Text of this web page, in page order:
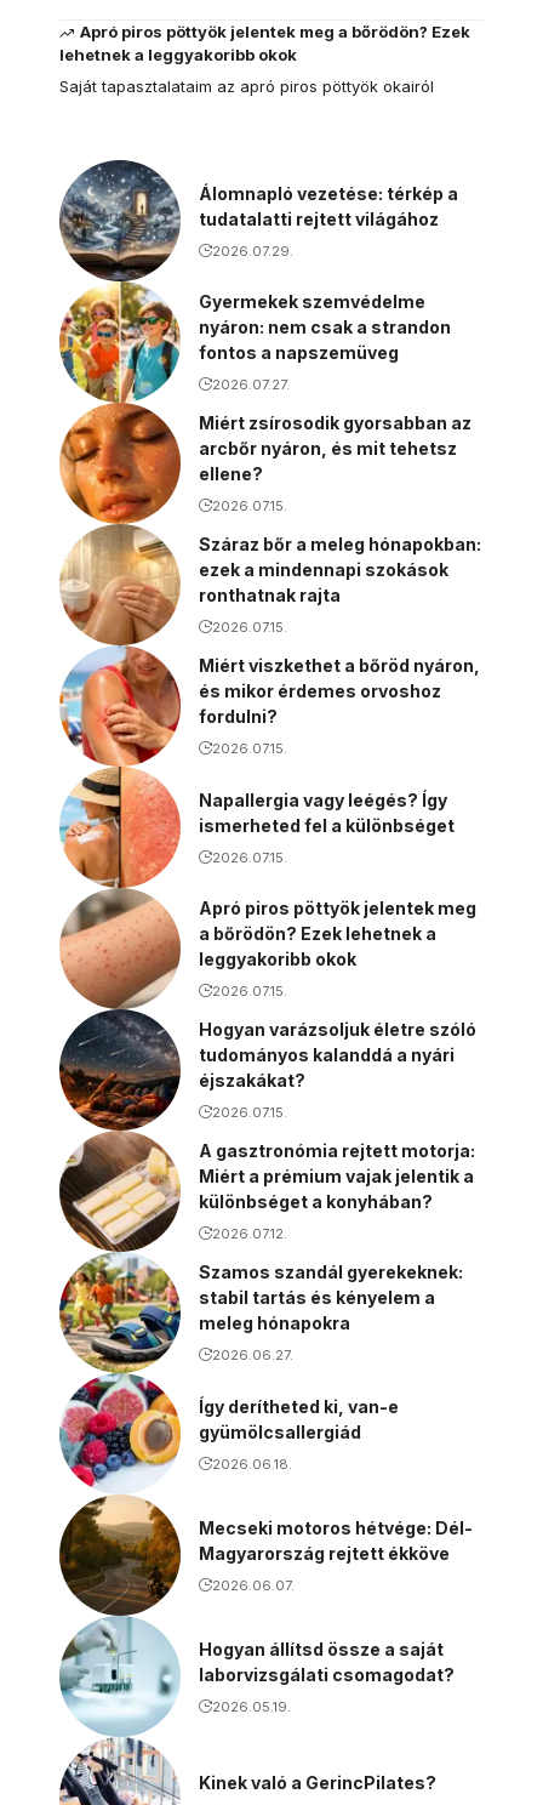
Apró piros pöttyök jelentek meg a bőrödön? Ezek
lehetnek a leggyakoribb okok
Saját tapasztalataim az apró piros pöttyök okairól
Álomnapló vezetése: térkép a
tudatalatti rejtett világához
2026.07.29.
Gyermekek szemvédelme
nyáron: nem csak a strandon
fontos a napszemüveg
2026.07.27.
Miért zsírosodik gyorsabban az
arcbőr nyáron, és mit tehetsz
ellene?
2026.07.15.
Száraz bőr a meleg hónapokban:
ezek a mindennapi szokások
ronthatnak rajta
2026.07.15.
Miért viszkethet a bőröd nyáron,
és mikor érdemes orvoshoz
fordulni?
2026.07.15.
Napallergia vagy leégés? Így
ismerheted fel a különbséget
2026.07.15.
Apró piros pöttyök jelentek meg
a bőrödön? Ezek lehetnek a
leggyakoribb okok
2026.07.15.
Hogyan varázsoljuk életre szóló
tudományos kalanddá a nyári
éjszakákat?
2026.07.15.
A gasztronómia rejtett motorja:
Miért a prémium vajak jelentik a
különbséget a konyhában?
2026.07.12.
Szamos szandál gyerekeknek:
stabil tartás és kényelem a
meleg hónapokra
2026.06.27.
Így derítheted ki, van-e
gyümölcsallergiád
2026.06.18.
Mecseki motoros hétvége: Dél-
Magyarország rejtett ékköve
2026.06.07.
Hogyan állítsd össze a saját
laborvizsgálati csomagodat?
2026.05.19.
Kinek való a GerincPilates?